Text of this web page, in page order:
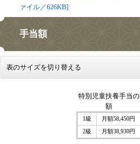
ァイル／626KB]
手当額
表のサイズを切り替える
特別児童扶養手当の
額
1級
月額58,450円
2級
月額38,930円